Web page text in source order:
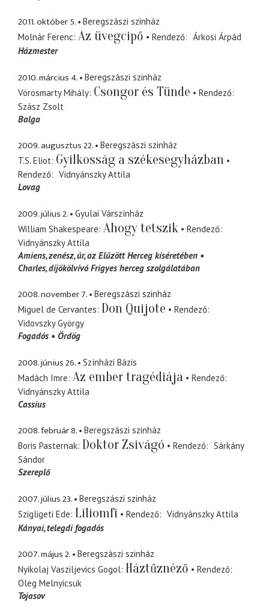
2011. október 5.
Beregszászi szinház
Molnár Ferenc Az üvegcipő Rendező
Árkosi Árpád
Házmester
2010. március 4.
Beregszászi szinház
Vörösmarty Mihály Csongor és Tünde
Rendező
Szász Zsolt
Balga
2009. augusztus 22.
Beregszászi szinház
T.S. Eliot Gyilkosság a székesegyházban
Rendező
Vidnyánszky Attila
Lovag
2009. július 2.
Gyulai Várszínház
William Shakespeare Ahogy tetszik
Rendező
Vidnyánszky Attila
Amiens, zenész, úr az Elűzött Herceg kíséretében
Charles díjökölvívó Frigyes herceg szolgálatában
2008. november 7.
Beregszászi szinház
Miguel de Cervantes Don Quijote
Rendező
Vidovszky György
Fogadós
Ördög
2008. június 26.
Színházi Bázis
Madách Imre Az ember tragédiája
Rendező
Vidnyánszky Attila
Cassius
2008. február 8.
Beregszászi szinház
Boris Pasternak Doktor Zsivágó Rendező
Sárkány
Sándor
Szereplő
2007. július 23.
Beregszászi szinház
Szigligeti Ede Liliomfi Rendező
Vidnyánszky Attila
Kányai telegdi fogadós
2007. május 2.
Beregszászi szinház
Nyikolaj Vasziljevics Gogol Háztűznéző
Rendező
Oleg Melnyicsuk
Tojasov